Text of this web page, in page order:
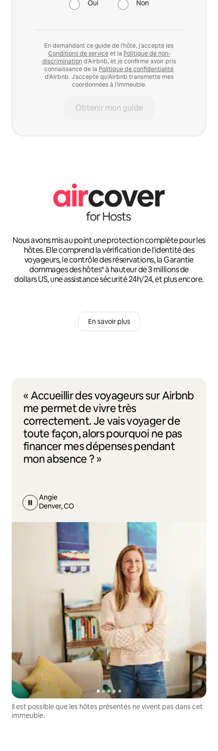
Oui Non
En demandant ce guide de l'hôte, j'accepte les
Conditions de serviceet la Politique de non-
discrimination d'Airbnb, et je confirme avoir pris
connaissance de la Politique de confidentialité
d'Airbnb. J'accepte qu'Airbnb transmette mes
coordonnées à l'immeuble.
Obtenir mon guide
Nous avons mis au point une protection complète pour les
hôtes. Elle comprend la vérification de l'identité des
voyageurs, le contrôle des réservations, la Garantie
dommages des hôtes* à hauteur de 3 millions de
dollars US, une assistance sécurité 24h/24, et plus encore.
En savoir plus
« Accueillir des voyageurs sur Airbnb
me permet de vivre très
correctement. Je vais voyager de
toute façon, alors pourquoi ne pas
financer mes dépenses pendant
mon absence ? »
Angie
Denver, CO
Il est possible que les hôtes présentés ne vivent pas dans cet
immeuble.